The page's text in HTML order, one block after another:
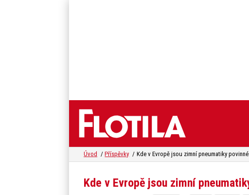
Úvod Příspěvky Kde v
Kde v Evropě jsou zimní